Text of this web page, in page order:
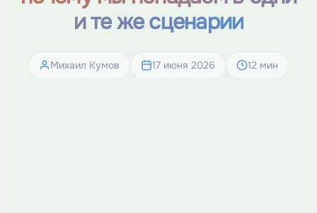
и те же сценарии
Михаил Кумов 17 июня 2026 12 мин